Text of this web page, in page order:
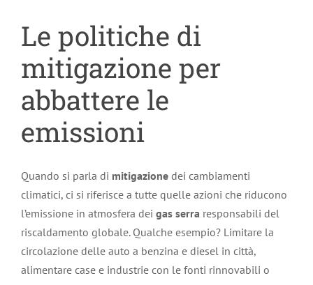
Le politiche di
mitigazione per
abbattere le
emissioni
Quando si parla di mitigazione dei cambiamenti
climatici, ci si riferisce a tutte quelle azioni che riducono
l’emissione in atmosfera dei gas serra responsabili del
riscaldamento globale. Qualche esempio? Limitare la
circolazione delle auto a benzina e diesel in città,
alimentare case e industrie con le fonti rinnovabili o